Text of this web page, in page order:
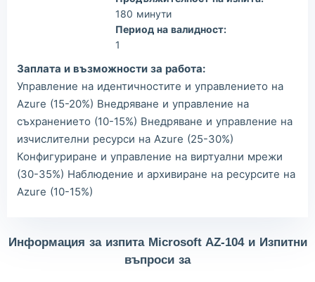
180 минути
Период на валидност:
1
Заплата и възможности за работа:
Управление на идентичностите и управлението на
Azure (15-20%) Внедряване и управление на
съхранението (10-15%) Внедряване и управление на
изчислителни ресурси на Azure (25-30%)
Конфигуриране и управление на виртуални мрежи
(30-35%) Наблюдение и архивиране на ресурсите на
Azure (10-15%)
Информация за изпита Microsoft AZ-104 и Изпитни
въпроси за